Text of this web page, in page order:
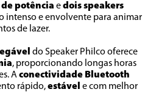
de potência e dois speakers
intenso e envolvente para animar
de lazer.
do Speaker Philco oferece
, proporcionando longas horas
A conectividade Bluetooth
rápido, estável e com melhor